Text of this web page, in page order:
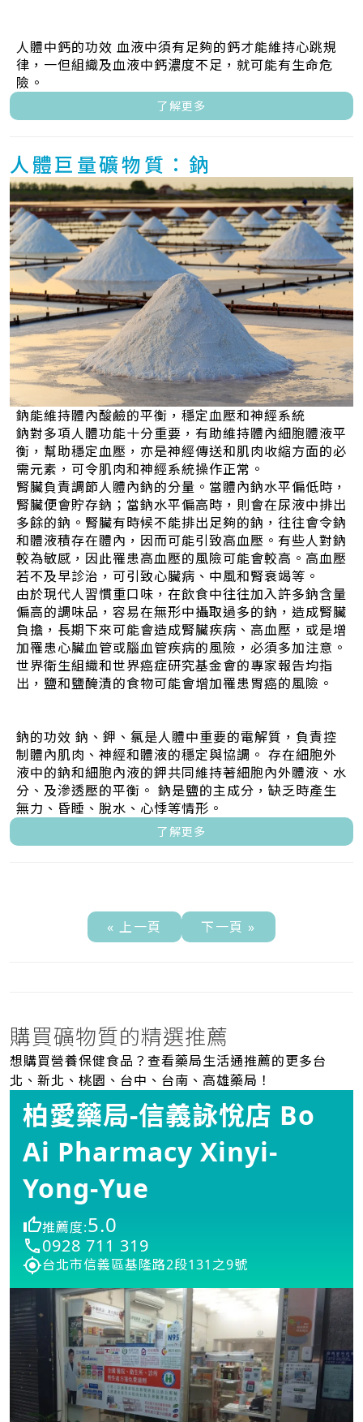
人體中鈣的功效 血液中須有足夠的鈣才能維持心跳規
律，一但組織及血液中鈣濃度不足，就可能有生命危
險。
了解更多
人體巨量礦物質：鈉
鈉能維持體內酸鹼的平衡，穩定血壓和神經系統
鈉對多項人體功能十分重要，有助維持體內細胞體液平
衡，幫助穩定血壓，亦是神經傳送和肌肉收縮方面的必
需元素，可令肌肉和神經系統操作正常。
腎臟負責調節人體內鈉的分量。當體內鈉水平偏低時，
腎臟便會貯存鈉；當鈉水平偏高時，則會在尿液中排出
多餘的鈉。腎臟有時候不能排出足夠的鈉，往往會令鈉
和體液積存在體內，因而可能引致高血壓。有些人對鈉
較為敏感，因此罹患高血壓的風險可能會較高。高血壓
若不及早診治，可引致心臟病、中風和腎衰竭等。
由於現代人習慣重口味，在飲食中往往加入許多鈉含量
偏高的調味品，容易在無形中攝取過多的鈉，造成腎臟
負擔，長期下來可能會造成腎臟疾病、高血壓，或是增
加罹患心臟血管或腦血管疾病的風險，必須多加注意。
世界衛生組織和世界癌症研究基金會的專家報告均指
出，鹽和鹽醃漬的食物可能會增加罹患胃癌的風險。
鈉的功效 鈉、鉀、氯是人體中重要的電解質，負責控
制體內肌肉、神經和體液的穩定與協調。 存在細胞外
液中的鈉和細胞內液的鉀共同維持著細胞內外體液、水
分、及滲透壓的平衡。 鈉是鹽的主成分，缺乏時產生
無力、昏睡、脫水、心悸等情形。
了解更多
« 上一頁 下一頁 »
購買礦物質的精選推薦
想購買營養保健食品？查看藥局生活通推薦的更多台
北、新北、桃園、台中、台南、高雄藥局！
柏愛藥局-信義詠悅店 Bo
Ai Pharmacy Xinyi-
Yong-Yue
推薦度:5.0
0928 711 319
台北市信義區基隆路2段131之9號